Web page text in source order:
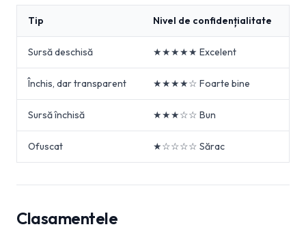
Tip Nivel de confidențialitate
Sursă deschisă ★★★★★ Excelent
Închis, dar transparent ★★★★☆ Foarte bine
Sursă închisă ★★★☆☆ Bun
Ofuscat ★☆☆☆☆ Sărac
Clasamentele